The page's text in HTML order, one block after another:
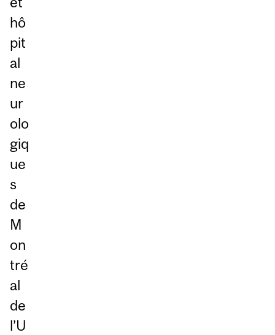
hô
pit
al
ne
ur
olo
giq
ue
s
de
M
on
tré
al
de
l’U